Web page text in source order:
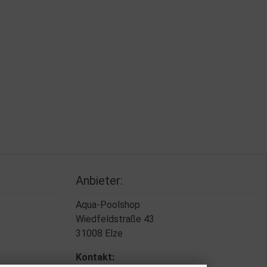
Anbieter:
Aqua-Poolshop
Wiedfeldstraße 43
31008 Elze
Kontakt: